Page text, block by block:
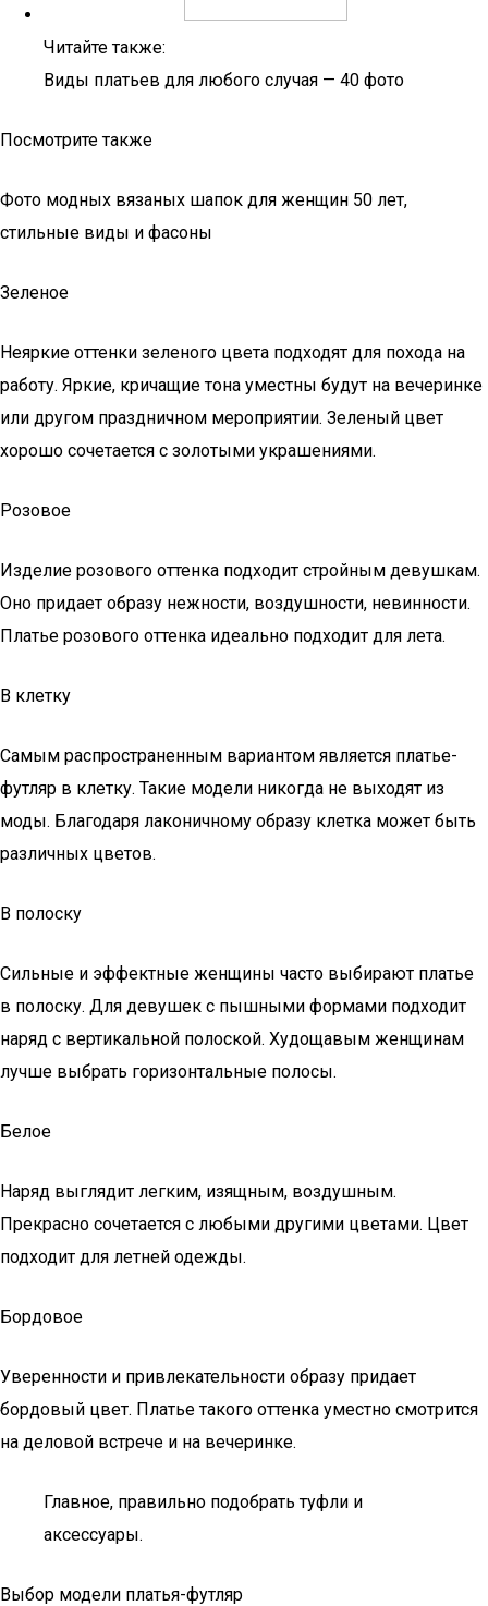
Читайте также:
Виды платьев для любого случая — 40 фото
Посмотрите также
Фото модных вязаных шапок для женщин 50 лет,
стильные виды и фасоны
Зеленое
Неяркие оттенки зеленого цвета подходят для похода на
работу. Яркие, кричащие тона уместны будут на вечеринке
или другом праздничном мероприятии. Зеленый цвет
хорошо сочетается с золотыми украшениями.
Розовое
Изделие розового оттенка подходит стройным девушкам.
Оно придает образу нежности, воздушности, невинности.
Платье розового оттенка идеально подходит для лета.
В клетку
Самым распространенным вариантом является платье-
футляр в клетку. Такие модели никогда не выходят из
моды. Благодаря лаконичному образу клетка может быть
различных цветов.
В полоску
Сильные и эффектные женщины часто выбирают платье
в полоску. Для девушек с пышными формами подходит
наряд с вертикальной полоской. Худощавым женщинам
лучше выбрать горизонтальные полосы.
Белое
Наряд выглядит легким, изящным, воздушным.
Прекрасно сочетается с любыми другими цветами. Цвет
подходит для летней одежды.
Бордовое
Уверенности и привлекательности образу придает
бордовый цвет. Платье такого оттенка уместно смотрится
на деловой встрече и на вечеринке.
Главное, правильно подобрать туфли и
аксессуары.
Выбор модели платья-футляр